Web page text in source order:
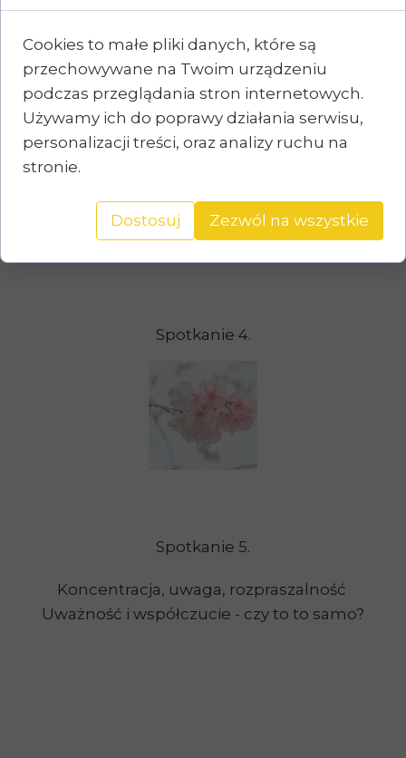
Spotkanie 5.
Koncentracja, uwaga, rozpraszalność
Uważność i współczucie - czy to to samo?
Spotkanie 4.
Spotkanie 3.
Cookies to małe pliki danych, które są
przechowywane na Twoim urządzeniu
podczas przeglądania stron internetowych.
Używamy ich do poprawy działania serwisu,
personalizacji treści, oraz analizy ruchu na
stronie.
Dostosuj Zezwól na wszystkie